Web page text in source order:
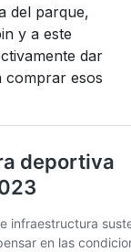
del parque,
y a este
dar
comprar esos